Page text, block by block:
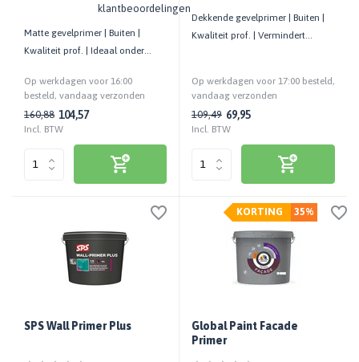
klantbeoordelingen
Matte gevelprimer | Buiten |
Kwaliteit prof. | Ideaal onder
Op werkdagen voor 16:00
besteld, vandaag verzonden
160,88 104,57
Incl. BTW
Dekkende gevelprimer | Buiten |
Kwaliteit prof. | Vermindert
Op werkdagen voor 17:00 besteld,
vandaag verzonden
109,49 69,95
Incl. BTW
SPS Wall Primer Plus
35%
KORTING
Global Paint Facade
Primer